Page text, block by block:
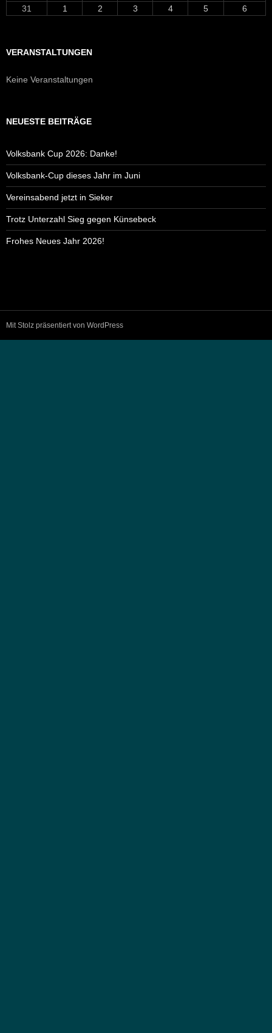
31
1 2 3 4 5 6
VERANSTALTUNGEN
Keine Veranstaltungen
NEUESTE BEITRÄGE
Volksbank Cup 2026: Danke!
Volksbank-Cup dieses Jahr im Juni
Vereinsabend jetzt in Sieker
Trotz Unterzahl Sieg gegen Künsebeck
Frohes Neues Jahr 2026!
Mit Stolz präsentiert von WordPress